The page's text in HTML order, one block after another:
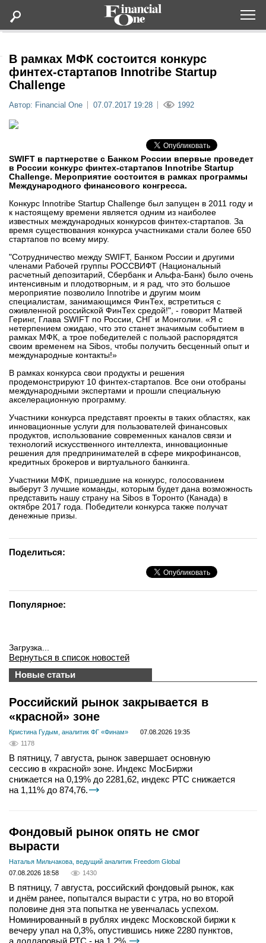
Статьи
Мероприятия
Новости
Интервью
вконтакте
телеграм
Стать автором
Вход
В рамках МФК состоится конкурс
финтех-стартапов Innotribe Startup
Challenge
Автор: Financial One 07.07.2017 19:28 1992
SWIFT в партнерстве с Банком России впервые проведет
в России конкурс финтех-стартапов Innotribe Startup
Challenge. Мероприятие состоится в рамках программы
Международного финансового конгресса.
Конкурс Innotribe Startup Challenge был запущен в 2011 году и
к настоящему времени является одним из наиболее
известных международных конкурсов финтех-стартапов. За
время существования конкурса участниками стали более 650
стартапов по всему миру.
"Сотрудничество между SWIFT, Банком России и другими
членами Рабочей группы РОССВИФТ (Национальный
расчетный депозитарий, Сбербанк и Альфа-Банк) было очень
интенсивным и плодотворным, и я рад, что это большое
мероприятие позволило Innotribe и другим моим
специалистам, занимающимся ФинТех, встретиться с
оживленной российской ФинТех средой!", - говорит Матвей
Геринг, Глава SWIFT по России, СНГ и Монголии. «Я с
нетерпением ожидаю, что это станет значимым событием в
рамках МФК, а трое победителей с пользой распорядятся
своим временем на Sibos, чтобы получить бесценный опыт и
международные контакты!»
В рамках конкурса свои продукты и решения
продемонстрируют 10 финтех-стартапов. Все они отобраны
международными экспертами и прошли специальную
акселерационную программу.
Участники конкурса представят проекты в таких областях, как
инновационные услуги для пользователей финансовых
продуктов, использование современных каналов связи и
технологий искусственного интеллекта, инновационные
решения для предпринимателей в сфере микрофинансов,
кредитных брокеров и виртуального банкинга.
Участники МФК, пришедшие на конкурс, голосованием
выберут 3 лучшие команды, которым будет дана возможность
представить нашу страну на Sibos в Торонто (Канада) в
октябре 2017 года. Победители конкурса также получат
денежные призы.
Поделиться:
Популярное:
Загрузка...
Вернуться в список новостей
Новые статьи
Российский рынок закрывается в
«красной» зоне
Кристина Гудым, аналитик ФГ «Финам»
07.08.2026 19:35
1178
В пятницу, 7 августа, рынок завершает основную
сессию в «красной» зоне. Индекс МосБиржи
снижается на 0,19% до 2281,62, индекс РТС снижается
на 1,11% до 874,76.
Фондовый рынок опять не смог
вырасти
Наталья Мильчакова, ведущий аналитик Freedom Global
07.08.2026 18:58
1430
В пятницу, 7 августа, российский фондовый рынок, как
и днём ранее, попытался вырасти с утра, но во второй
половине дня эта попытка не увенчалась успехом.
Номинированный в рублях индекс Московской биржи к
вечеру упал на 0,3%, опустившись ниже 2280 пунктов,